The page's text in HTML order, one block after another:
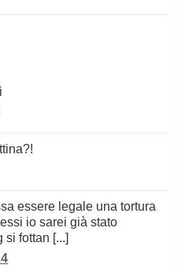
io sarei già stato
fottan [...]